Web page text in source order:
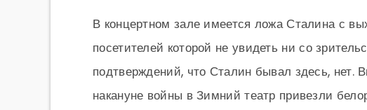
В концертном зале имеется ложа Сталина с
посетителей которой не увидеть ни со
подтверждений, что Сталин бывал здесь, нет.
накануне войны в Зимний театр привезли